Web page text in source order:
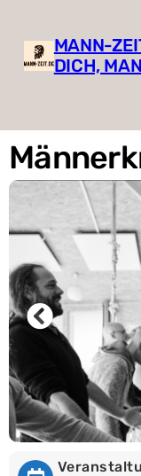
MANN-
DICH,